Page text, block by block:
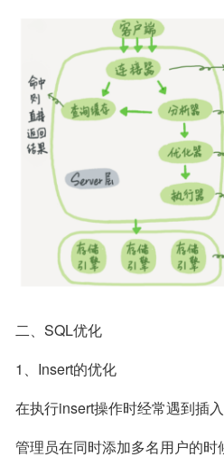
二、SQL优化
1、Insert的优化
在执行insert操作时经常遇到插
管理员在同时添加多名用户的时